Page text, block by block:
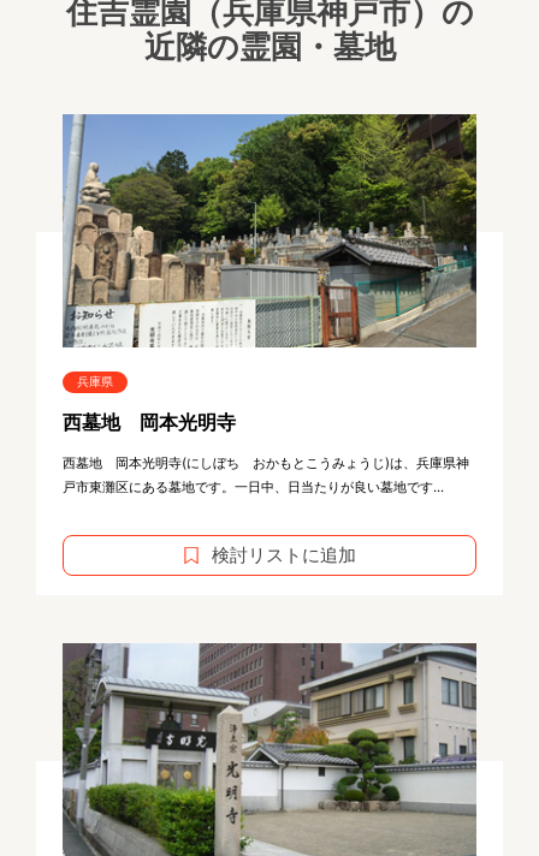
住吉霊園（兵庫県神戸市）の
近隣の霊園・墓地
兵庫県
西墓地 岡本光明寺
西墓地 岡本光明寺(にしぼち おかもとこうみょうじ)は、兵庫県神
戸市東灘区にある墓地です。一日中、日当たりが良い墓地です...
検討リストに追加